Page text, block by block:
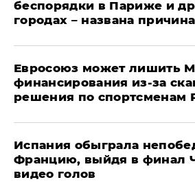
беспорядки в Париже и
городах – названа причина
Евросоюз может лишить
финансирования из-за
решения по спортсменам
Испания обыграла
Францию, выйдя в финал
видео голов